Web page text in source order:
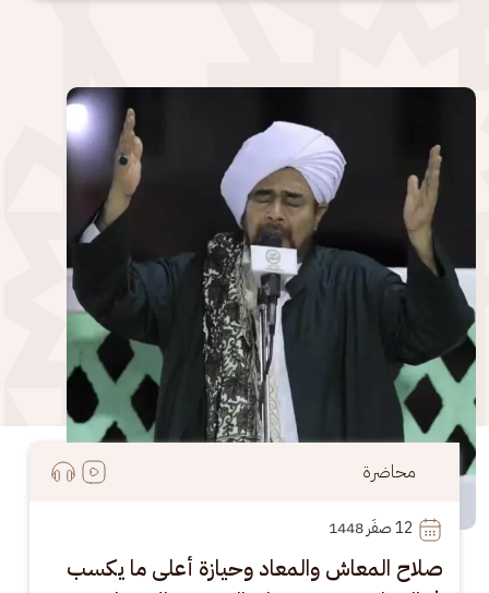
الصورة
محاضرة
12
صلاح المعاش والمعاد وحيازة أعلى ما يكسب